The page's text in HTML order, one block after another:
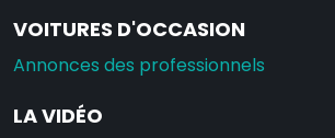
VOITURES D'OCCASION
Annonces des professionnels
LA VIDÉO